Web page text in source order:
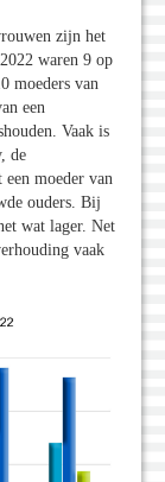
zijn het
waren 9 op
moeders van
een
Vaak is
de
een moeder van
ouders. Bij
wat lager. Net
vaak